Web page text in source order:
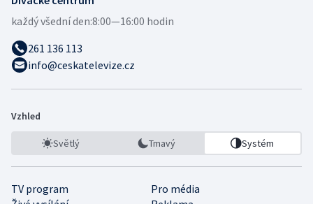
každý všední den:8:00—16:00 hodin
261 136 113
info@ceskatelevize.cz
Vzhled
Světlý Tmavý Systém
TV program
Pro média